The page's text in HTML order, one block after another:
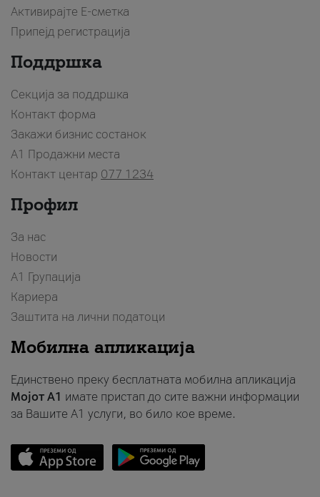
Активирајте Е-сметка
Припејд регистрација
Поддршка
Секција за поддршка
Контакт форма
Закажи бизнис состанок
A1 Продажни места
Контакт центар 077 1234
Профил
За нас
Новости
А1 Групација
Кариера
Заштита на лични податоци
Мобилна апликација
Единствено преку бесплатната мобилна апликација
Мојот A1 имате пристап до сите важни информации
за Вашите A1 услуги, во било кое време.